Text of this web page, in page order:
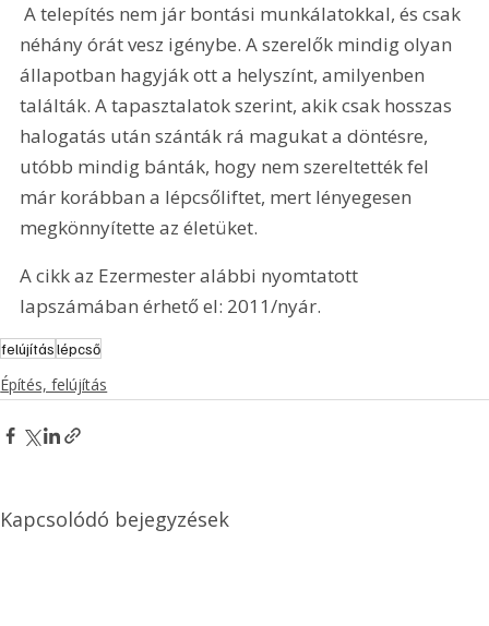
A telepítés nem jár bontási munkálatokkal, és csak
néhány órát vesz igénybe. A szerelők mindig olyan
állapotban hagyják ott a helyszínt, amilyenben
találták. A tapasztalatok szerint, akik csak hosszas
halogatás után szánták rá magukat a döntésre,
utóbb mindig bánták, hogy nem szereltették fel
már korábban a lépcsőliftet, mert lényegesen
megkönnyítette az életüket.
A cikk az Ezermester alábbi nyomtatott
lapszámában érhető el: 2011/nyár.
felújításlépcső
Építés, felújítás
Kapcsolódó bejegyzések